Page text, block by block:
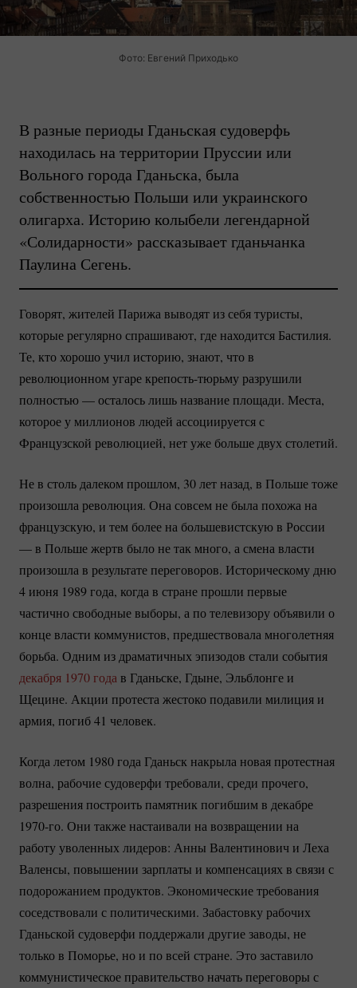
Фото: Евгений Приходько
В разные периоды Гданьская судоверфь
находилась на территории Пруссии или
Вольного города Гданьска, была
собственностью Польши или украинского
олигарха. Историю колыбели легендарной
«Солидарности» рассказывает гданьчанка
Паулина Сегень.
Говорят, жителей Парижа выводят из себя туристы,
которые регулярно спрашивают, где находится Бастилия.
Те, кто хорошо учил историю, знают, что в
революционном угарекрепость-тюрьму разрушили
полностью — осталось лишь название площади. Места,
которое у миллионов людей ассоциируется с
Французской революцией, нет уже больше двух столетий.
Не в столь далеком прошлом, 30 лет назад, в Польше тоже
произошла революция. Она совсем не была похожа на
французскую, и тем более на большевистскую в России
— в Польше жертв было не так много, а смена власти
произошла в результате переговоров. Историческому дню
4 июня 1989 года, когда в стране прошли первые
частично свободные выборы, а по телевизору объявили о
конце власти коммунистов, предшествовала многолетняя
борьба. Одним из драматичных эпизодов стали события
декабря 1970 года в Гданьске, Гдыне, Эльблонге и
Щецине. Акции протеста жестоко подавили милиция и
армия, погиб 41 человек.
Когда летом 1980 года Гданьск накрыла новая протестная
волна, рабочие судоверфи требовали, среди прочего,
разрешения построить памятник погибшим в декабре
1970-го. Они также настаивали на возвращении на
работу уволенных лидеров: Анны Валентинович и Леха
Валенсы, повышении зарплаты и компенсациях в связи с
подорожанием продуктов. Экономические требования
соседствовали с политическими. Забастовку рабочих
Гданьской судоверфи поддержали другие заводы, не
только в Поморье, но и по всей стране. Это заставило
коммунистическое правительство начать переговоры с